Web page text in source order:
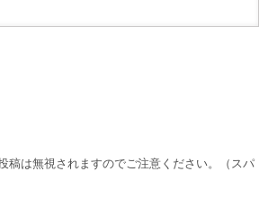
稿は無視されますのでご注意ください。（スパ